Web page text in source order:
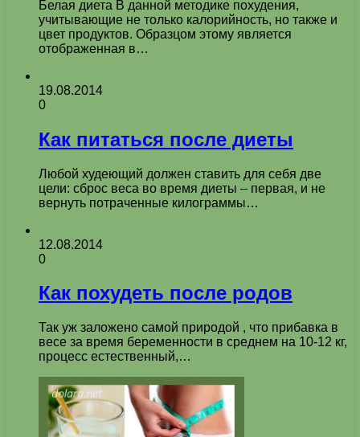
Белая диета В данной методике похудения,
учитывающие не только калорийность, но также и
цвет продуктов. Образцом этому является
отображенная в…
19.08.2014
0
Как питаться после диеты
Любой худеющий должен ставить для себя две
цели: сброс веса во время диеты – первая, и не
вернуть потраченные килограммы…
12.08.2014
0
Как похудеть после родов
Так уж заложено самой природой , что прибавка в
весе за время беременности в среднем на 10-12 кг,
процесс естественный,…